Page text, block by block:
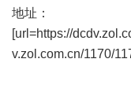
地址：
[url=https://
v.zol.com.cn/1170/